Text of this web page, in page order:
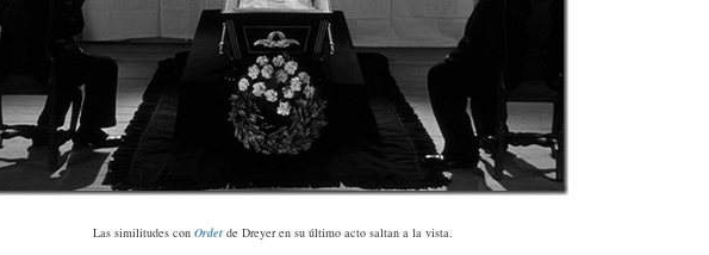
Las similitudes con Ordet de Dreyer en su último acto saltan a la vista.